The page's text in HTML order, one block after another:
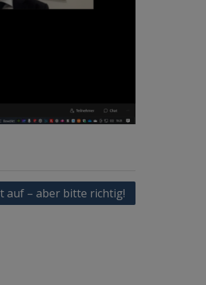
auf – aber bitte richtig!